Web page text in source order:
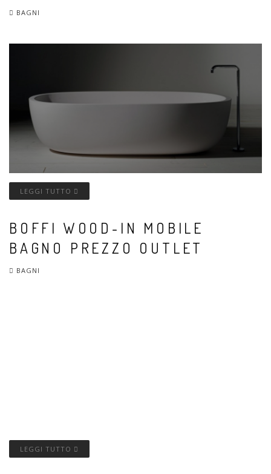
BAGNI
LEGGI TUTTO
BOFFI WOOD-IN MOBILE
BAGNO PREZZO OUTLET
BAGNI
LEGGI TUTTO